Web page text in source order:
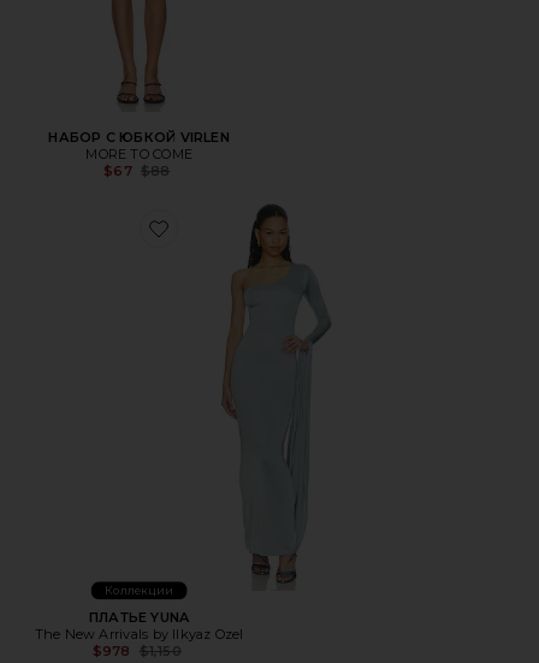
НАБОР С ЮБКОЙ VIRLEN
MORE TO COME
$67 Previous price:
$88
Favorite ПЛАТЬЕ YUNA
Коллекции
ПЛАТЬЕ YUNA
The New Arrivals by Ilkyaz Ozel
$978
Previous price:
$1,150